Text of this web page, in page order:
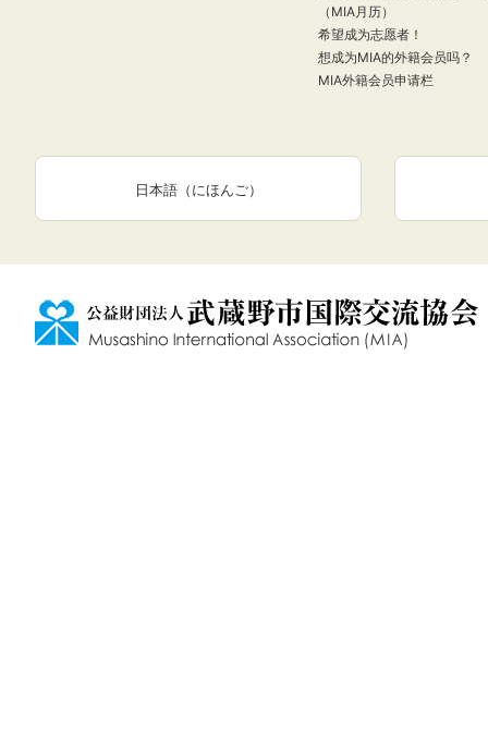
（MIA月历）
希望成为志愿者！
想成为MIA的外籍会员吗？
MIA外籍会员申请栏
日本語（にほんご）